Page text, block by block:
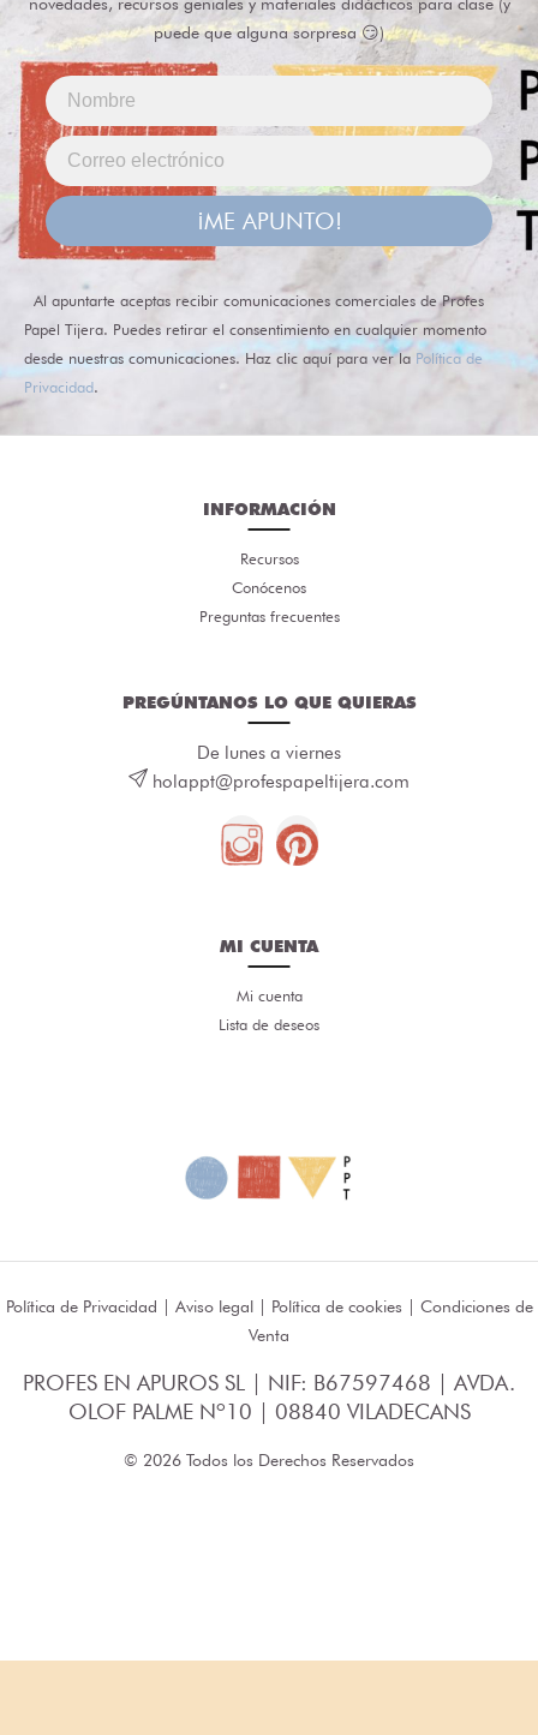
puede que alguna sorpresa 😏)
¡ME APUNTO!
Al apuntarte aceptas recibir comunicaciones comerciales de Profes
Papel Tijera. Puedes retirar el consentimiento en cualquier momento
desde nuestras comunicaciones. Haz clic aquí para ver la Política de
Privacidad.
INFORMACIÓN
Recursos
Conócenos
Preguntas frecuentes
PREGÚNTANOS LO QUE QUIERAS
De lunes a viernes
holappt@profespapeltijera.com
MI CUENTA
Mi cuenta
Lista de deseos
Política de Privacidad | Aviso legal| Política de cookies | Condiciones de
Venta
PROFES EN APUROS SL | NIF: B67597468 | AVDA.
OLOF PALME Nº10 | 08840 VILADECANS
© 2026 Todos los Derechos Reservados